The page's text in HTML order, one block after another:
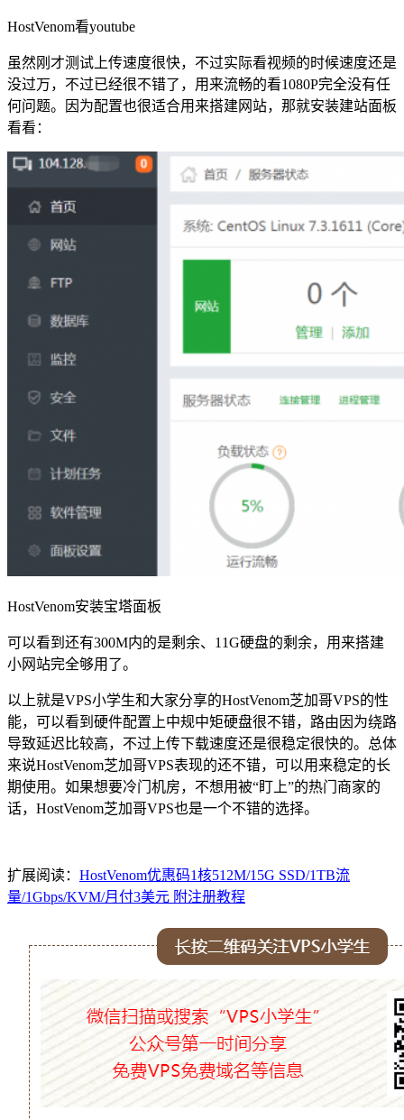
HostVenom看youtube
虽然刚才测试上传速度很快，不过实际看视频的时候速度还是
没过万，不过已经很不错了，用来流畅的看1080P完全没有任
何问题。因为配置也很适合用来搭建网站，那就安装建站面板
看看：
HostVenom安装宝塔面板
可以看到还有300M内的是剩余、11G硬盘的剩余，用来搭建
小网站完全够用了。
以上就是VPS小学生和大家分享的HostVenom芝加哥VPS的性
能，可以看到硬件配置上中规中矩硬盘很不错，路由因为绕路
导致延迟比较高，不过上传下载速度还是很稳定很快的。总体
来说HostVenom芝加哥VPS表现的还不错，可以用来稳定的长
期使用。如果想要冷门机房，不想用被“盯上”的热门商家的
话，HostVenom芝加哥VPS也是一个不错的选择。
扩展阅读： HostVenom优惠码1核512M/15G SSD/1TB流
量/1Gbps/KVM/月付3美元 附注册教程